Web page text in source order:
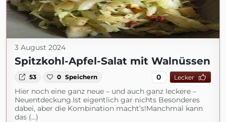
3 August 2024
Spitzkohl-Apfel-Salat mit Walnüssen
53 0 Speichern 0 Lecker
Hier noch eine ganz neue – und auch ganz leckere –
Neuentdeckung.Ist eigentlich gar nichts Besonderes
dabei, aber die Kombination macht’s!Manchmal kann
das (...)